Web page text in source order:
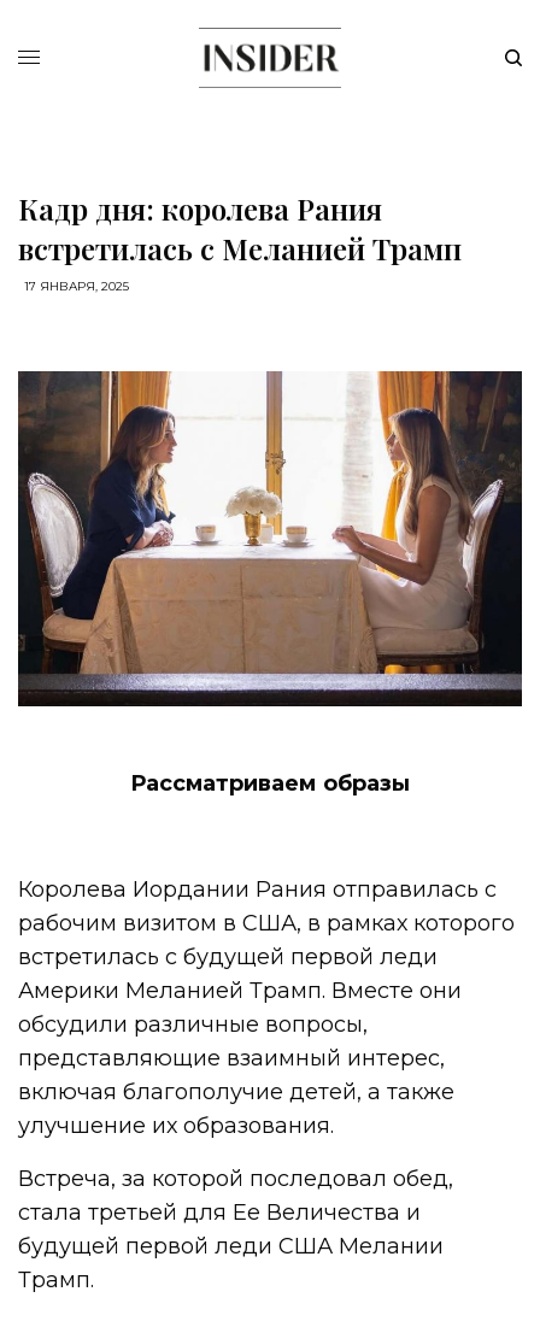
Кадр дня: королева Рания
встретилась с Меланией Трамп
17 ЯНВАРЯ, 2025
Рассматриваем образы
Королева Иордании Рания отправилась с
рабочим визитом в США, в рамках которого
встретилась с будущей первой леди
Америки Меланией Трамп. Вместе они
обсудили различные вопросы,
представляющие взаимный интерес,
включая благополучие детей, а также
улучшение их образования.
Встреча, за которой последовал обед,
стала третьей для Ее Величества и
будущей первой леди США Мелании
Трамп.